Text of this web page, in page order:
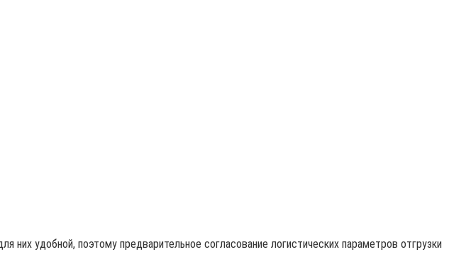
удобной, поэтому предварительное согласование логистических параметров отгрузки